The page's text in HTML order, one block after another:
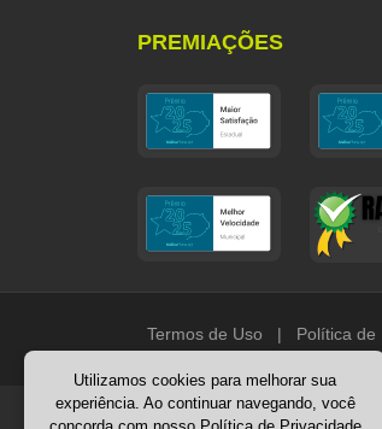
PREMIAÇÕES
Termos de Uso | Política de
Utilizamos cookies para melhorar sua
experiência. Ao continuar navegando, você